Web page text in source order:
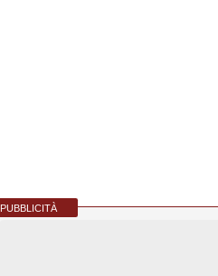
PUBBLICITÀ